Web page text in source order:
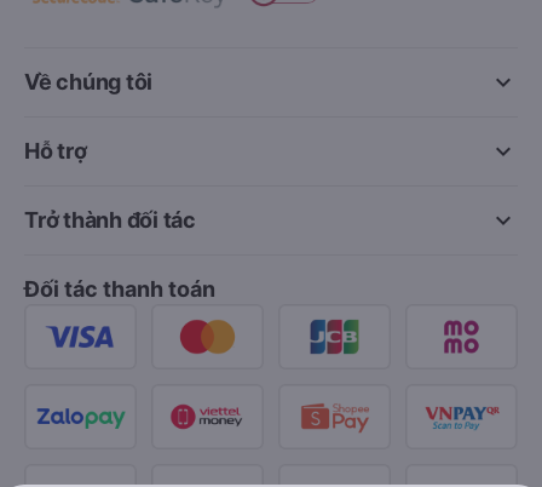
keyboard_arrow_down
Về chúng tôi
keyboard_arrow_down
Hỗ trợ
keyboard_arrow_down
Trở thành đối tác
Đối tác thanh toán